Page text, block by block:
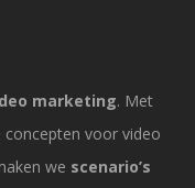
marketing. Met
voor video
we scenario’s